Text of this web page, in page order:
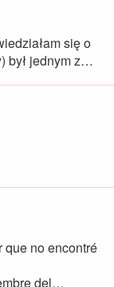
się o
był jednym z…
que no encontré
del…